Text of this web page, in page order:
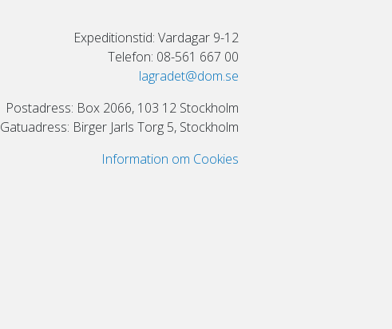
Expeditionstid: Vardagar 9-12
Telefon: 08-561 667 00
lagradet@dom.se
Postadress: Box 2066, 103 12 Stockholm
Gatuadress: Birger Jarls Torg 5, Stockholm
Information om Cookies